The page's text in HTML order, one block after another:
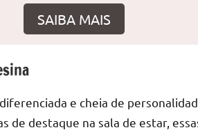
encontrará
que
para
transformar
SAIBA MAIS
e cheia de
de destaque na sala de estar,